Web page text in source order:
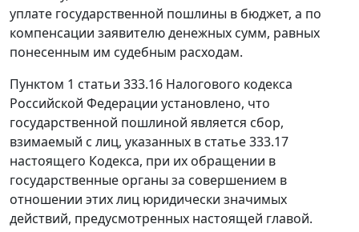
уплате государственной пошлины в бюджет, а по
компенсации заявителю денежных сумм, равных
понесенным им судебным расходам.
Пунктом 1 статьи 333.16 Налогового кодекса
Российской Федерации установлено, что
государственной пошлиной является сбор,
взимаемый с лиц, указанных в статье 333.17
настоящего Кодекса, при их обращении в
государственные органы за совершением в
отношении этих лиц юридически значимых
действий, предусмотренных настоящей главой.